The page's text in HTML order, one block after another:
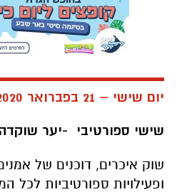
יום שישי – 21 בפברואר 2020
שישי ספורטיבי -יער
שוק איכרים, דוכנים של אמנים
כלבים .